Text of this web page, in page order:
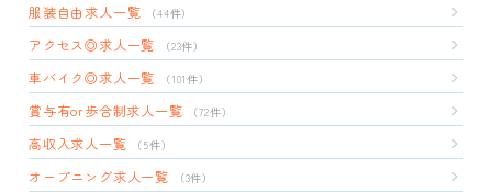
服装自由求人一覧 （44件）
アクセス◎求人一覧 （23件）
車バイク◎求人一覧 （101件）
賞与有or歩合制求人一覧 （72件）
高収入求人一覧 （5件）
オープニング求人一覧 （3件）